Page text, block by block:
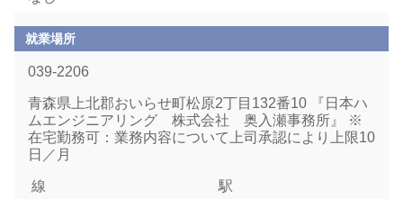
就業場所
039-2206
青森県上北郡おいらせ町松原2丁目132番10 『日本ハ
ムエンジニアリング 株式会社 奥入瀬事務所』 ※
在宅勤務可：業務内容について上司承認により上限10
日／月
線 駅